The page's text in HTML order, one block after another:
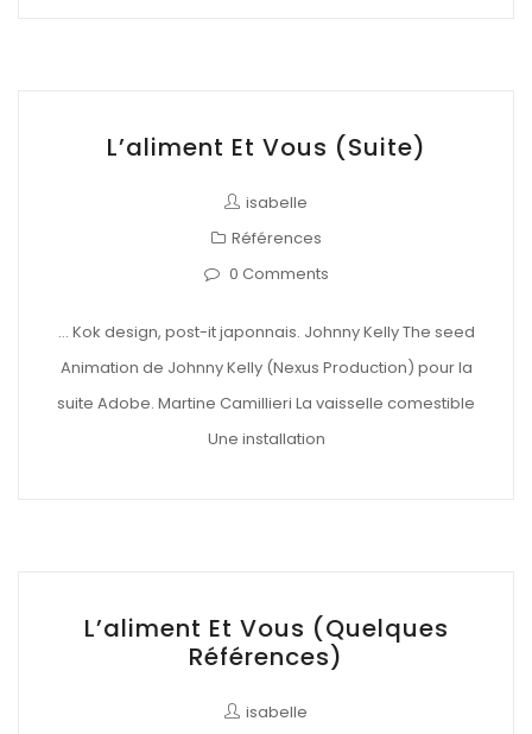
L’aliment Et Vous (suite)
isabelle
Références
0 Comments
… Kok design, post-it japonnais. Johnny Kelly The seed
Animation de Johnny Kelly (Nexus Production) pour la
suite Adobe. Martine Camillieri La vaisselle comestible
Une installation
L’aliment Et Vous (quelques
Références)
isabelle